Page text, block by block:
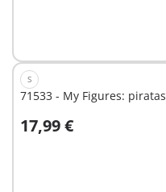
S
71533 - My Figures: piratas
17,99 €
A la cesta